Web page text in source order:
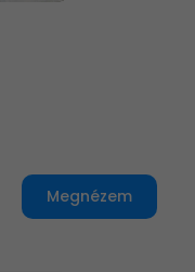
Megnézem